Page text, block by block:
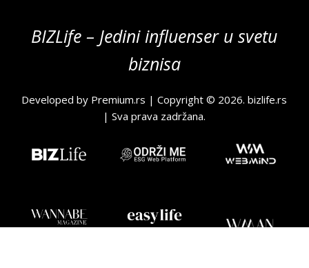
BIZLife – Jedini influenser u svetu
biznisa
Developed by Premium.rs | Copyright © 2026.bizlife.rs
| Sva prava zadržana.